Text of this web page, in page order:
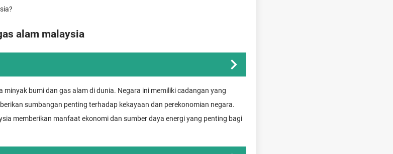
alam malaysia
bumi dan gas alam di dunia. Negara ini memiliki cadangan yang
sumbangan penting terhadap kekayaan dan perekonomian negara.
memberikan manfaat ekonomi dan sumber daya energi yang penting bagi